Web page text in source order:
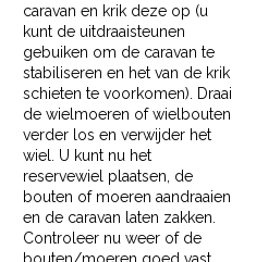
caravan en krik deze op (u
kunt de uitdraaisteunen
gebuiken om de caravan te
stabiliseren en het van de krik
schieten te voorkomen). Draai
de wielmoeren of wielbouten
verder los en verwijder het
wiel. U kunt nu het
reservewiel plaatsen, de
bouten of moeren aandraaien
en de caravan laten zakken.
Controleer nu weer of de